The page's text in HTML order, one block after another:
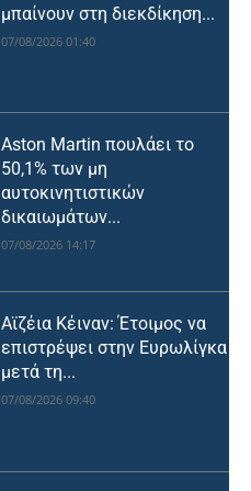
μπαίνουν στη διεκδίκηση...
07/08/2026 01:40
Aston Martin πουλάει το
50,1% των μη
αυτοκινητιστικών
δικαιωμάτων...
07/08/2026 14:17
Αϊζέια Κέιναν: Έτοιμος να
επιστρέψει στην Ευρωλίγκα
μετά τη...
07/08/2026 09:40